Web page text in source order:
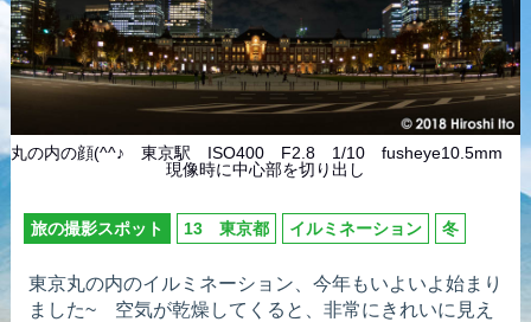
丸の内の顔(^^♪ 東京駅 ISO400 F2.8 1/10 fusheye10.5mm
現像時に中心部を切り出し
旅の撮影スポット 13 東京都 イルミネーション 冬
東京丸の内のイルミネーション、今年もいよいよ始まり
ました~ 空気が乾燥してくると、非常にきれいに見え